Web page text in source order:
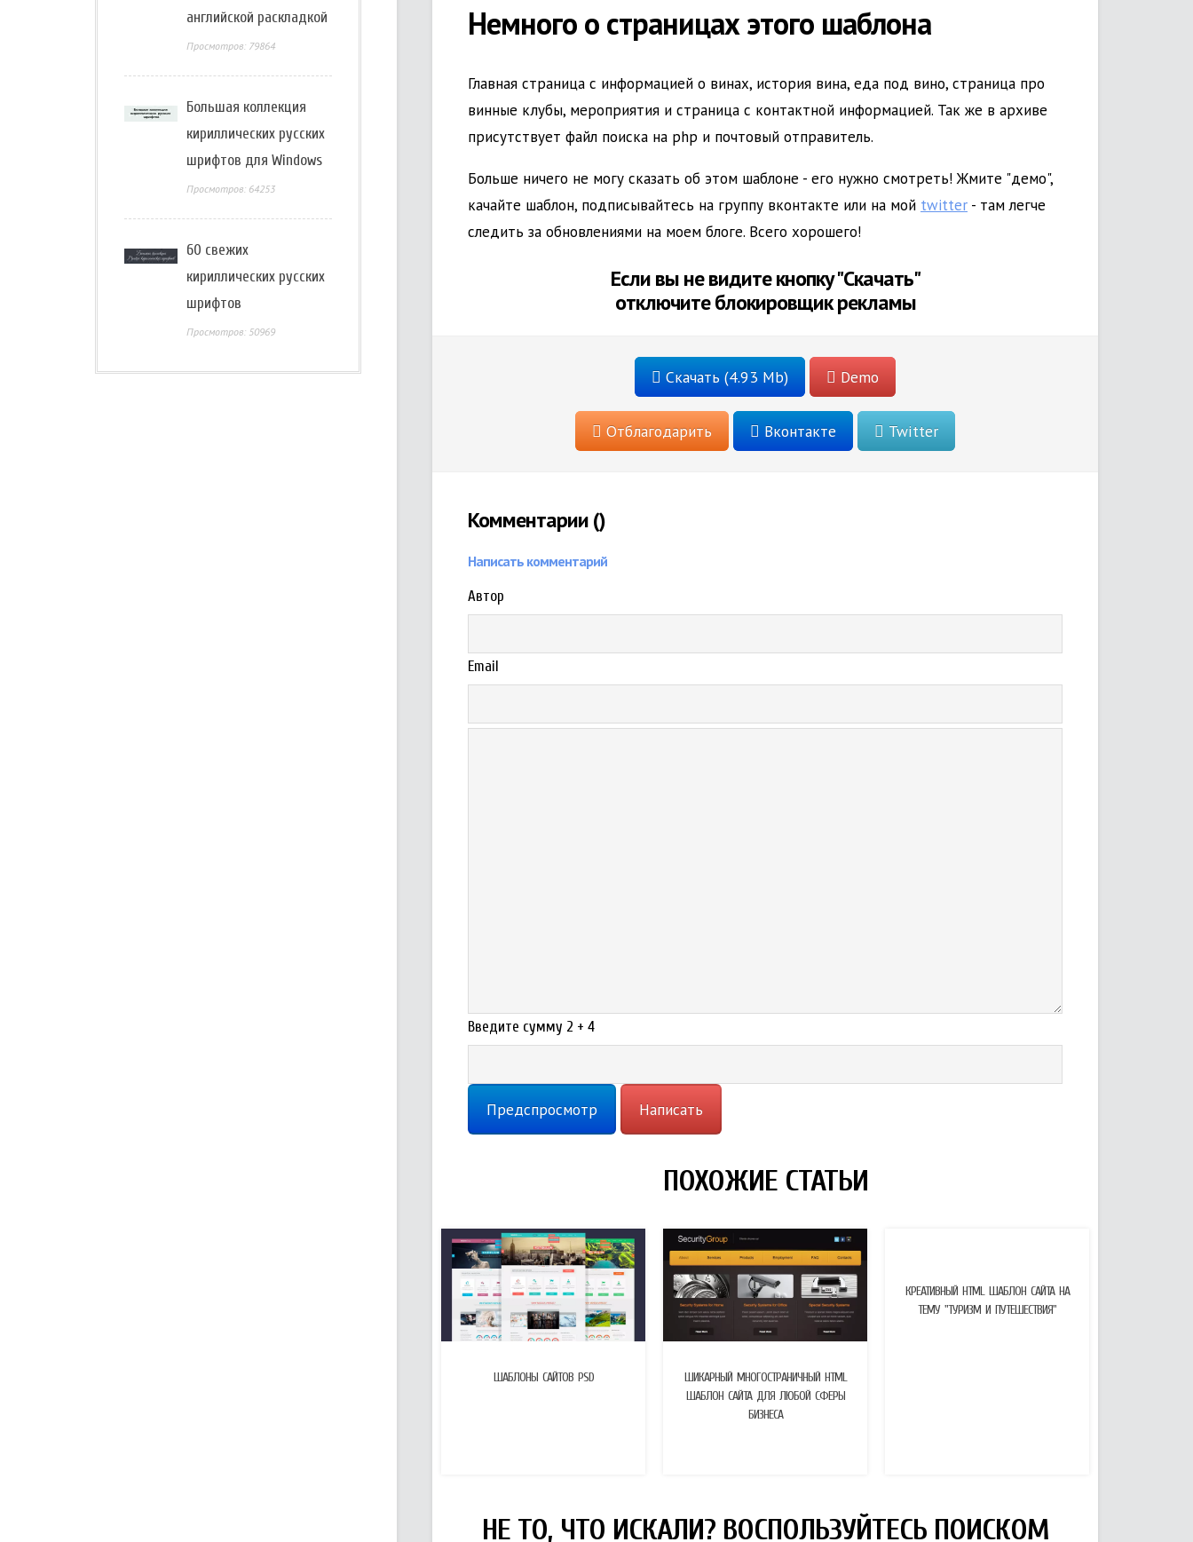
Немного о страницах этого шаблона
Главная страница с информацией о винах, история вина, еда под вино, страница про
винные клубы, мероприятия и страница с контактной информацией. Так же в архиве
присутствует файл поиска на php и почтовый отправитель.
Больше ничего не могу сказать об этом шаблоне - его нужно смотреть! Жмите "демо",
качайте шаблон, подписывайтесь на группу вконтакте или на мой twitter - там легче
следить за обновлениями на моем блоге. Всего хорошего!
Если вы не видите кнопку "Скачать"
отключите блокировщик рекламы
Скачать (4.93 Mb) Demo
Отблагодарить Вконтакте Twitter
Комментарии ()
Написать комментарий
Автор
Email
Введите сумму 2 + 4
Предспросмотр Написать
ПОХОЖИЕ СТАТЬИ
ШАБЛОНЫ САЙТОВ PSD
ШИКАРНЫЙ МНОГОСТРАНИЧНЫЙ HTML
ШАБЛОН САЙТА ДЛЯ ЛЮБОЙ СФЕРЫ
БИЗНЕСА
КРЕАТИВНЫЙ HTML ШАБЛОН САЙТА НА
ТЕМУ "ТУРИЗМ И ПУТЕШЕСТВИЯ"
НЕ ТО, ЧТО ИСКАЛИ? ВОСПОЛЬЗУЙТЕСЬ ПОИСКОМ
английской раскладкой
Просмотров: 79864
Большая коллекция
кириллических русских
шрифтов для Windows
Просмотров: 64253
60 свежих
кириллических русских
шрифтов
Просмотров: 50969